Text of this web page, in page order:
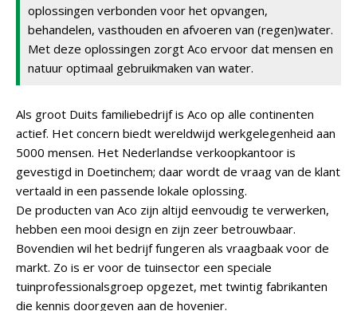
oplossingen verbonden voor het opvangen,
behandelen, vasthouden en afvoeren van (regen)water.
Met deze oplossingen zorgt Aco ervoor dat mensen en
natuur optimaal gebruikmaken van water.
Als groot Duits familiebedrijf is Aco op alle continenten
actief. Het concern biedt wereldwijd werkgelegenheid aan
5000 mensen. Het Nederlandse verkoopkantoor is
gevestigd in Doetinchem; daar wordt de vraag van de klant
vertaald in een passende lokale oplossing.
De producten van Aco zijn altijd eenvoudig te verwerken,
hebben een mooi design en zijn zeer betrouwbaar.
Bovendien wil het bedrijf fungeren als vraagbaak voor de
markt. Zo is er voor de tuinsector een speciale
tuinprofessionalsgroep opgezet, met twintig fabrikanten
die kennis doorgeven aan de hovenier.